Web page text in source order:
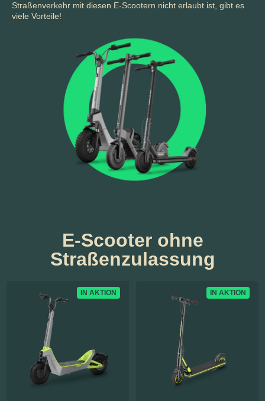
Straßenverkehr mit diesen E-Scootern nicht erlaubt ist, gibt es
viele Vorteile!
E-Scooter ohne
Straßenzulassung
IN AKTION IN AKTION